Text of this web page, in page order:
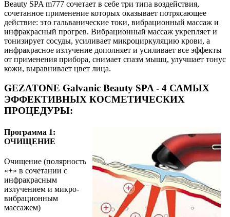
Beauty SPA m777 сочетает в себе три типа воздействия,
сочетанное применение которых оказывает потрясающее
действие: это гальванические токи, вибрационный массаж и
инфракрасный прогрев. Вибрационный массаж укрепляет и
тонизирует сосуды, усиливает микроциркуляцию крови, а
инфракрасное излучение дополняет и усиливает все эффекты
от применения прибора, снимает спазм мышц, улучшает тонус
кожи, выравнивает цвет лица.
GEZATONE Galvanic Beauty SPA - 4 САМЫХ
ЭФФЕКТИВНЫХ КОСМЕТИЧЕСКИХ
ПРОЦЕДУРЫ:
Программа 1:
ОЧИЩЕНИЕ
Очищение (полярность
«+» в сочетании с
инфракрасным
излучением и микро-
вибрационным
массажем)